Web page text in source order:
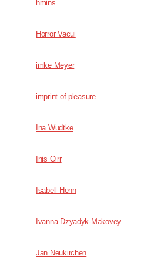
hmins
Horror Vacui
imke Meyer
imprint of pleasure
Ina Wudtke
Inis Oirr
Isabell Henn
Ivanna Dzyadyk-Makovey
Jan Neukirchen